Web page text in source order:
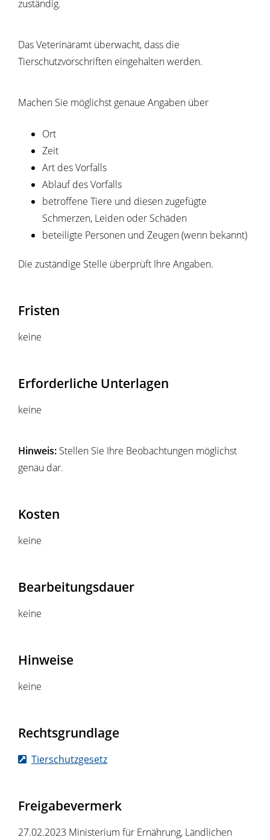
zuständig.
Das Veterinäramt überwacht, dass die
Tierschutzvorschriften eingehalten werden.
Machen Sie möglichst genaue Angaben über
Ort
Zeit
Art des Vorfalls
Ablauf des Vorfalls
betroffene Tiere und diesen zugefügte
Schmerzen, Leiden oder Schäden
beteiligte Personen und Zeugen(wenn bekannt)
Die zuständige Stelle überprüft Ihre Angaben.
Fristen
keine
Erforderliche Unterlagen
keine
Hinweis: Stellen Sie Ihre Beobachtungen möglichst
genau dar.
Kosten
keine
Bearbeitungsdauer
keine
Hinweise
keine
Rechtsgrundlage
Tierschutzgesetz
Freigabevermerk
27.02.2023 Ministerium für Ernährung, Ländlichen